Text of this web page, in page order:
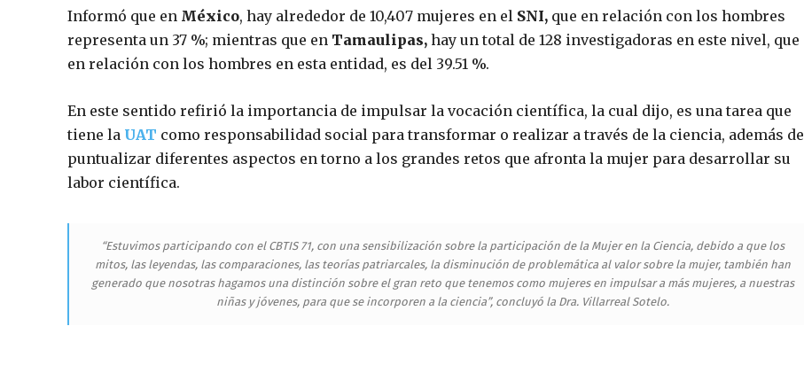
Informó que en México, hay alrededor de 10,407 mujeres en el SNI, que en relación con los hombres
representa un 37 %; mientras que en Tamaulipas, hay un total de 128 investigadoras en este nivel, que
en relación con los hombres en esta entidad, es del 39.51 %.
En este sentido refirió la importancia de impulsar la vocación científica, la cual dijo, es una tarea que
tiene la UAT como responsabilidad social para transformar o realizar a través de la ciencia, además de
puntualizar diferentes aspectos en torno a los grandes retos que afronta la mujer para desarrollar su
labor científica.
“Estuvimos participando con el CBTIS 71, con una sensibilización sobre la participación de la Mujer en la Ciencia, debido a que los
mitos, las leyendas, las comparaciones, las teorías patriarcales, la disminución de problemática al valor sobre la mujer, también han
generado que nosotras hagamos una distinción sobre el gran reto que tenemos como mujeres en impulsar a más mujeres, a nuestras
niñas y jóvenes, para que se incorporen a la ciencia”, concluyó la Dra. Villarreal Sotelo.